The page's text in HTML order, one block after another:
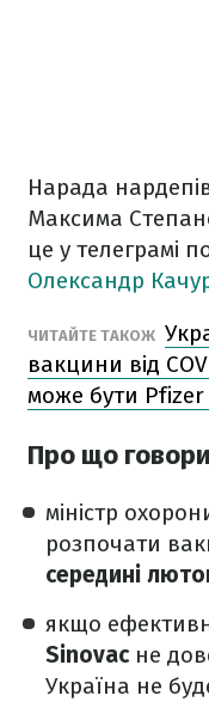
Нарада
Максима
це у телеграмі
Олександр
ЧИТАЙТЕ ТАКОЖ
вакцини від
може бути
Про що
міністр
розпочати
середині
якщо
Sinovacне
Україна не